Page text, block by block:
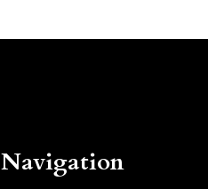
Navigation